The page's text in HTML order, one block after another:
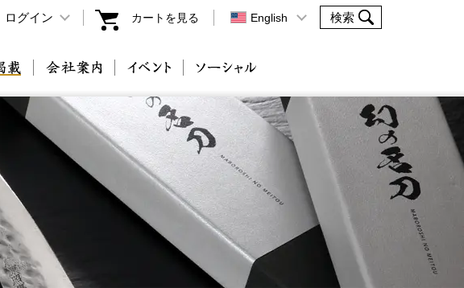
ログイン カートを見る English
メディア掲載 会社案内 イベント